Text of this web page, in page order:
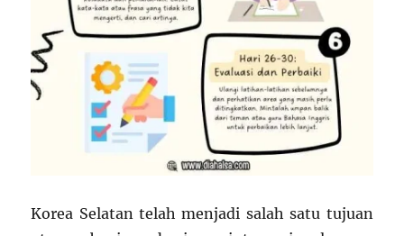
Korea Selatan telah menjadi salah satu tujuan